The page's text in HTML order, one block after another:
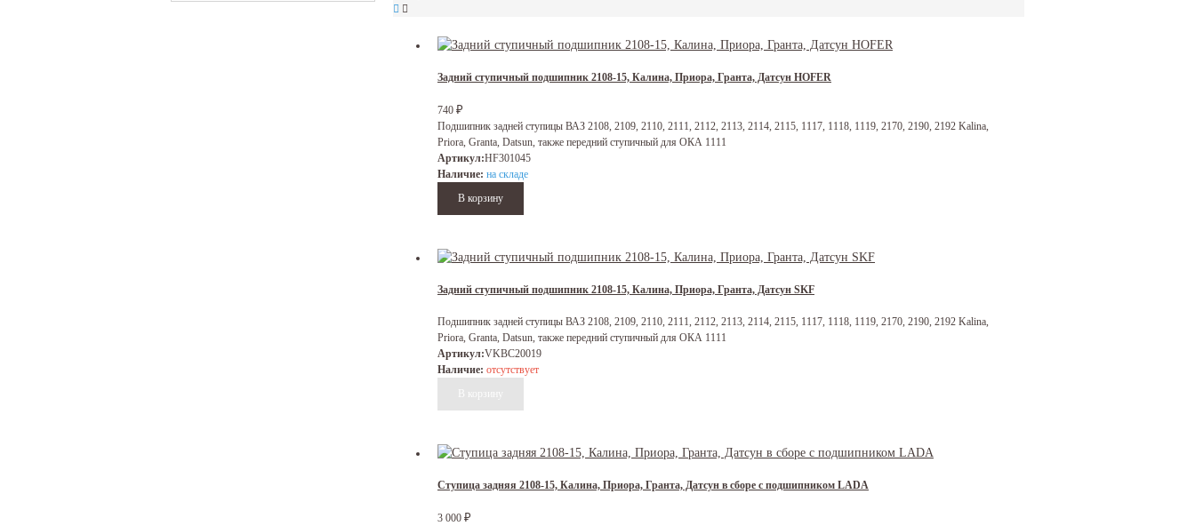
Задний ступичный подшипник 2108-15, Калина, Приора, Гранта, Датсун HOFER
740 ₽
Подшипник задней ступицы ВАЗ 2108, 2109, 2110, 2111, 2112, 2113, 2114, 2115, 1117, 1118, 1119, 2170, 2190, 2192 Kalina,
Priora, Granta, Datsun, также передний ступичный для ОКА 1111
Артикул:HF301045
Наличие: на складе
Задний ступичный подшипник 2108-15, Калина, Приора, Гранта, Датсун SKF
Подшипник задней ступицы ВАЗ 2108, 2109, 2110, 2111, 2112, 2113, 2114, 2115, 1117, 1118, 1119, 2170, 2190, 2192 Kalina,
Priora, Granta, Datsun, также передний ступичный для ОКА 1111
Артикул:VKBC20019
Наличие: отсутствует
Ступица задняя 2108-15, Калина, Приора, Гранта, Датсун в сборе с подшипником LADA
3 000 ₽